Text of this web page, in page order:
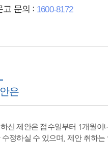
고 문의 : 1600-8172
은
신 제안은 접수일부터 1개월이
수정하실 수 있으며, 제안 취하는